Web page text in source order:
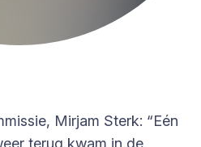
Mirjam Sterk: “Eén
terug kwam in de